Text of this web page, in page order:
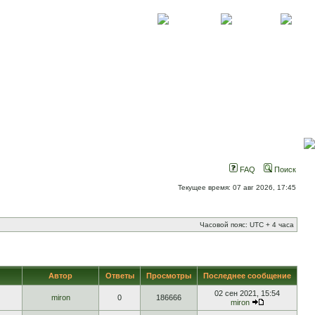
FAQ Поиск
Текущее время: 07 авг 2026, 17:45
Часовой пояс: UTC + 4 часа
Автор Ответы Просмотры Последнее сообщение
miron 0 186666
02 сен 2021, 15:54
miron